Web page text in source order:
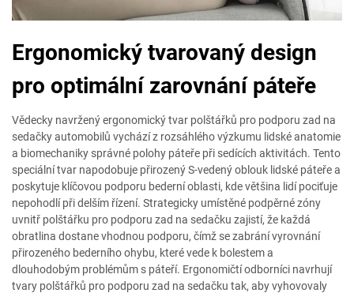
Ergonomický tvarovaný design
pro optimální zarovnání páteře
Vědecky navržený ergonomický tvar polštářků pro podporu zad na
sedačky automobilů vychází z rozsáhlého výzkumu lidské anatomie
a biomechaniky správné polohy páteře při sedících aktivitách. Tento
speciální tvar napodobuje přirozený S-vedený oblouk lidské páteře a
poskytuje klíčovou podporu bederní oblasti, kde většina lidí pociťuje
nepohodlí při delším řízení. Strategicky umístěné podpěrné zóny
uvnitř polštářku pro podporu zad na sedačku zajistí, že každá
obratlina dostane vhodnou podporu, čímž se zabrání vyrovnání
přirozeného bederního ohybu, které vede k bolestem a
dlouhodobým problémům s páteří. Ergonomičtí odborníci navrhují
tvary polštářků pro podporu zad na sedačku tak, aby vyhovovaly